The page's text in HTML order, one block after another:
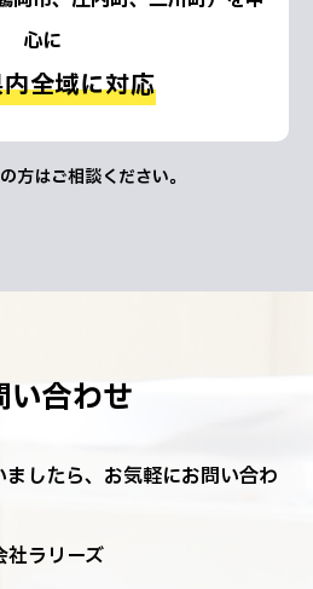
心に
全域に対応
方はご相談ください。
い合わせ
したら、お気軽にお問い合わ
社ラリーズ